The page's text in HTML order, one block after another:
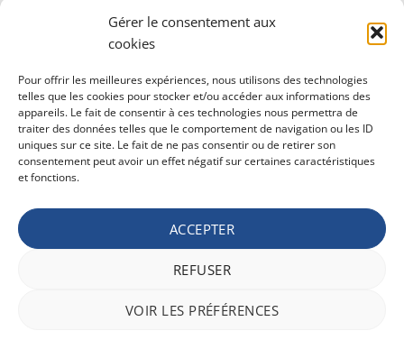
Gérer le consentement aux
cookies
Pour offrir les meilleures expériences, nous utilisons des technologies
telles que les cookies pour stocker et/ou accéder aux informations des
appareils. Le fait de consentir à ces technologies nous permettra de
traiter des données telles que le comportement de navigation ou les ID
uniques sur ce site. Le fait de ne pas consentir ou de retirer son
consentement peut avoir un effet négatif sur certaines caractéristiques
et fonctions.
ACCEPTER
REFUSER
VOIR LES PRÉFÉRENCES
10,30€ TVAC
Barburys Bloc d'alun 75 gr
7,20€ TVAC
CONDITIONS GÉNÉRALE DE VENTE ET VIE PRIVÉE
Vie privée
Politique de confidentialité